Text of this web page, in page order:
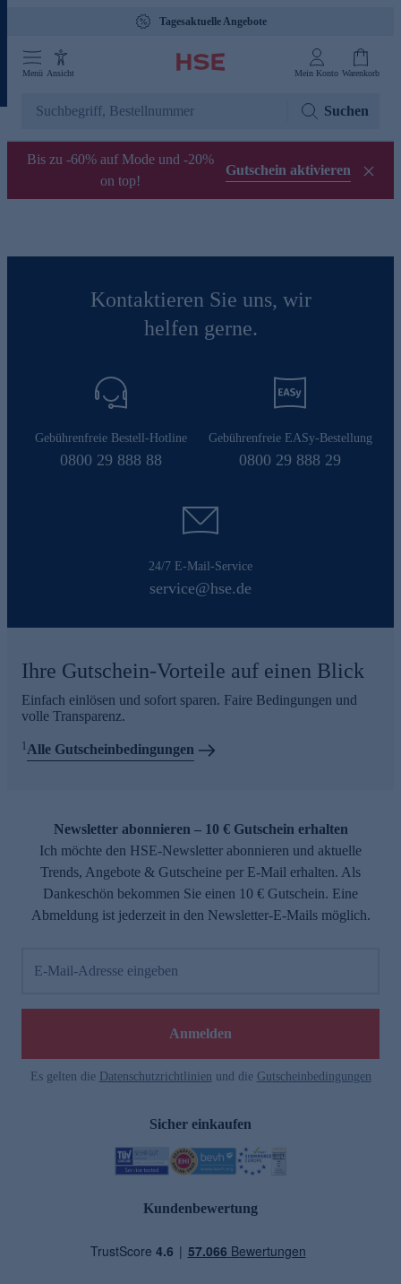
Tagesaktuelle Angebote
Menü Ansicht Mein Konto Warenkorb
Suchen
Bis zu -60% auf Mode und -20%
on top!
Gutschein aktivieren
Kontaktieren Sie uns, wir
helfen gerne.
Gebührenfreie Bestell-Hotline
0800 29 888 88
Gebührenfreie EASy-Bestellung
0800 29 888 29
24/7 E-Mail-Service
service@hse.de
Ihre Gutschein-Vorteile auf einen Blick
Einfach einlösen und sofort sparen. Faire Bedingungen und
volle Transparenz.
1Alle Gutscheinbedingungen
Newsletter abonnieren – 10 € Gutschein erhalten
Ich möchte den HSE-Newsletter abonnieren und aktuelle
Trends, Angebote & Gutscheine per E-Mail erhalten. Als
Dankeschön bekommen Sie einen 10 € Gutschein. Eine
Abmeldung ist jederzeit in den Newsletter-E-Mails möglich.
E-Mail-Adresse eingeben
Anmelden
Es gelten die Datenschutzrichtlinien und die Gutscheinbedingungen
Sicher einkaufen
Kundenbewertung